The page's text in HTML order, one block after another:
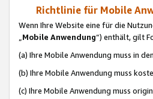
Richtlinie für Mobile
Wenn Ihre Website eine für die
„Mobile Anwendung“) enthält, gilt
(a) Ihre Mobile Anwendung muss in
(b) Ihre Mobile Anwendung muss
(c) Ihre Mobile Anwendung muss